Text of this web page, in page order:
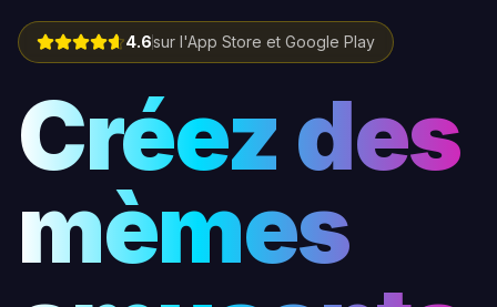
4.6sur l'App Store et Google Play
Créez des
mèmes